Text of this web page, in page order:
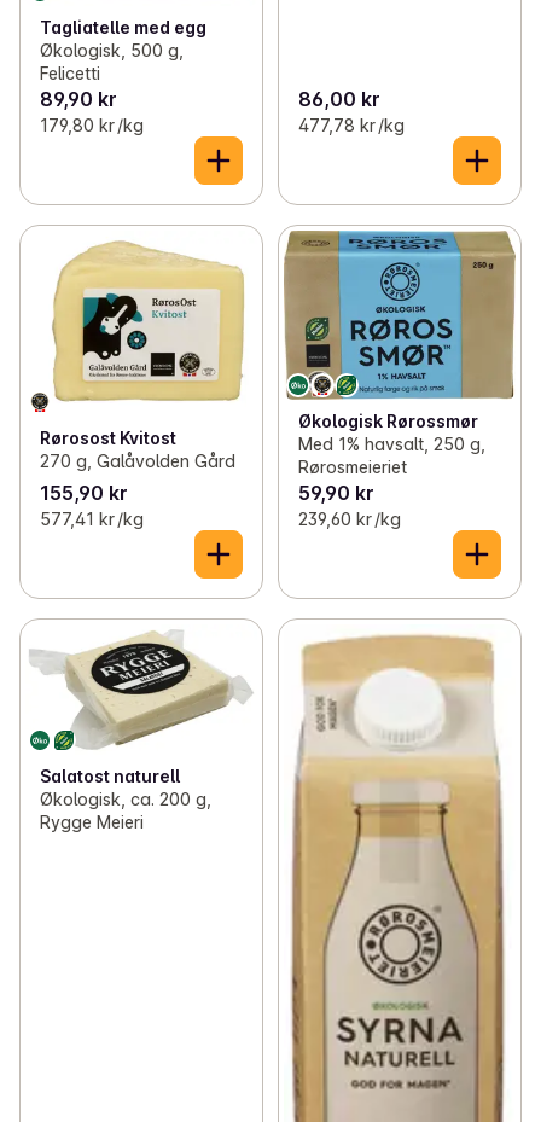
Tagliatelle med egg
Økologisk, 500 g,
Felicetti
89,90 kr
179,80 kr /kg
86,00 kr
477,78 kr /kg
Rørosost Kvitost
270 g, Galåvolden Gård
155,90 kr
577,41 kr /kg
Økologisk Rørossmør
Med 1% havsalt, 250 g,
Rørosmeieriet
59,90 kr
239,60 kr /kg
Salatost naturell
Økologisk, ca. 200 g,
Rygge Meieri